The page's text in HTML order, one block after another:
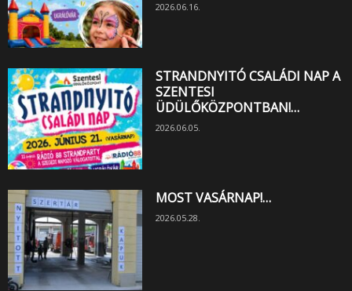
2026.06.16.
STRANDNYITÓ CSALÁDI NAP A
SZENTESI
ÜDÜLŐKÖZPONTBAN!…
2026.06.05.
MOST VASÁRNAP!…
2026.05.28.